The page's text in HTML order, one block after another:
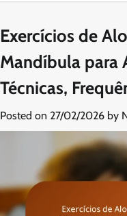
Exercícios de
Mandíbula para
Técnicas,
Posted on 27/02/2026 by